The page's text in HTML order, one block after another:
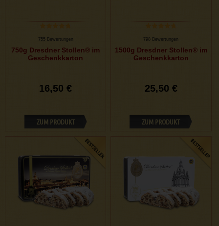
755 Bewertungen
750g Dresdner Stollen® im
Geschenkkarton
16,50 €
ZUM PRODUKT
798 Bewertungen
1500g Dresdner Stollen® im
Geschenkkarton
25,50 €
ZUM PRODUKT